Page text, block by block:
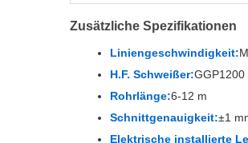
Zusätzliche Spezifikationen
Liniengeschwindigkeit:
H.F. Schweißer:
Rohrlänge:6-12 m
Schnittgenauigkeit:±1
Elektrische installierte